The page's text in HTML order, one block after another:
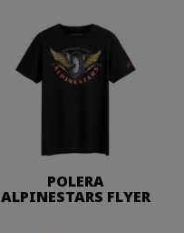
POLERA
ALPINESTARS FLYER